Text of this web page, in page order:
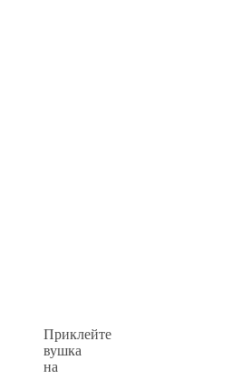
Приклейте
вушка
на